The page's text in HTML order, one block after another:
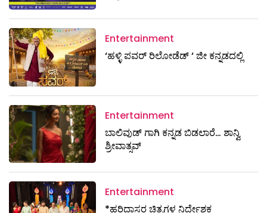
Entertainment
‘ಹಳ್ಳಿ ಪವರ್ ರಿಲೋಡೆಡ್ ‘ ಜೀ ಕನ್ನಡದಲ್ಲಿ
Entertainment
ಬಾಲಿವುಡ್ ಗಾಗಿ ಕನ್ನಡ ಬಿಡಲಾರೆ… ಶಾನ್ವಿ
ಶ್ರೀವಾತ್ಸವ್
Entertainment
*ಹರಿದಾಸರ ಚಿತ್ರಗಳ ನಿರ್ದೇಶಕ